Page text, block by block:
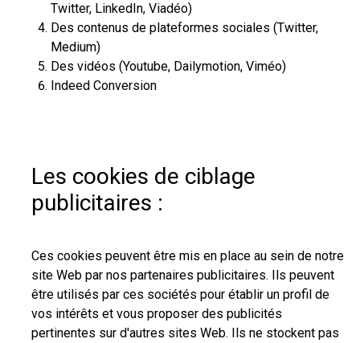
Twitter, LinkedIn, Viadéo)
Des contenus de plateformes sociales (Twitter,
Medium)
Des vidéos (Youtube, Dailymotion, Viméo)
Indeed Conversion
Les cookies de ciblage
publicitaires :
Ces cookies peuvent être mis en place au sein de notre
site Web par nos partenaires publicitaires. Ils peuvent
être utilisés par ces sociétés pour établir un profil de
vos intérêts et vous proposer des publicités
pertinentes sur d'autres sites Web. Ils ne stockent pas